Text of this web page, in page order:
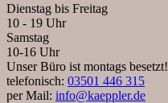
Dienstag bis Freitag
10 - 19 Uhr
Samstag
10-16 Uhr
Unser Büro ist montags besetzt!
telefonisch: 03501 446 315
per Mail: info@kaeppler.de